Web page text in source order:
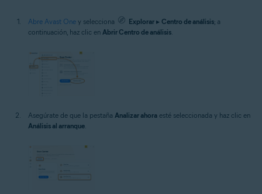
Abre Avast One y selecciona Explorar ▸ Centro de análisis; a
continuación, haz clic en Abrir Centro de análisis.
Asegúrate de que la pestaña Analizar ahora esté seleccionada y haz clic en
Análisis al arranque.